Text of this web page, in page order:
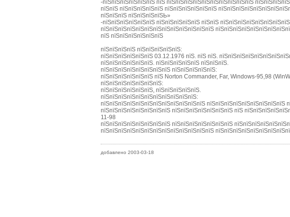
-пїЅпїЅпїЅпїЅпїЅпїЅ пїЅ пїЅпїЅпїЅпїЅпїЅпїЅпїЅпїЅпїЅпїЅ
пїЅпїЅ пїЅпїЅпїЅпїЅпїЅ пїЅпїЅпїЅпїЅпїЅпїЅ
пїЅпїЅпїЅ пїЅпїЅпїЅпїЅЬ»
-пїЅпїЅпїЅпїЅпїЅпїЅ пїЅпїЅпїЅпїЅпїЅ пїЅпїЅ
пїЅпїЅпїЅпїЅпїЅпїЅпїЅпїЅпїЅпїЅпїЅпїЅпїЅ
пїЅ пїЅпїЅпїЅпїЅпїЅпїЅ
пїЅпїЅпїЅпїЅ пїЅпїЅпїЅпїЅпїЅ:
пїЅпїЅпїЅпїЅпїЅпїЅ 03.12.1976 пїЅ. пїЅ пїЅ.
пїЅпїЅпїЅпїЅпїЅпїЅ. пїЅпїЅпїЅпїЅпїЅ пїЅпїЅпїЅ.
пїЅпїЅпїЅпїЅпїЅпїЅпїЅпїЅ пїЅпїЅпїЅпїЅпїЅ:
пїЅпїЅпїЅпїЅпїЅпїЅ пїЅ Norton Commander, Far, Windows-95,98
пїЅпїЅпїЅпїЅпїЅпїЅпїЅ:
пїЅпїЅпїЅпїЅпїЅпїЅ, пїЅпїЅпїЅпїЅпїЅ.
пїЅпїЅпїЅпїЅпїЅпїЅпїЅпїЅпїЅпїЅпїЅ:
пїЅпїЅпїЅпїЅпїЅпїЅпїЅпїЅпїЅпїЅпїЅпїЅ
пїЅпїЅпїЅпїЅпїЅпїЅпїЅпїЅ пїЅпїЅпїЅпїЅпїЅпїЅпїЅ пїЅ
11-98
пїЅпїЅпїЅпїЅпїЅпїЅпїЅпїЅ пїЅпїЅпїЅпїЅпїЅпїЅпїЅ
пїЅпїЅпїЅпїЅпїЅпїЅпїЅпїЅпїЅпїЅпїЅпїЅпїЅ
добавлено 2003-03-18